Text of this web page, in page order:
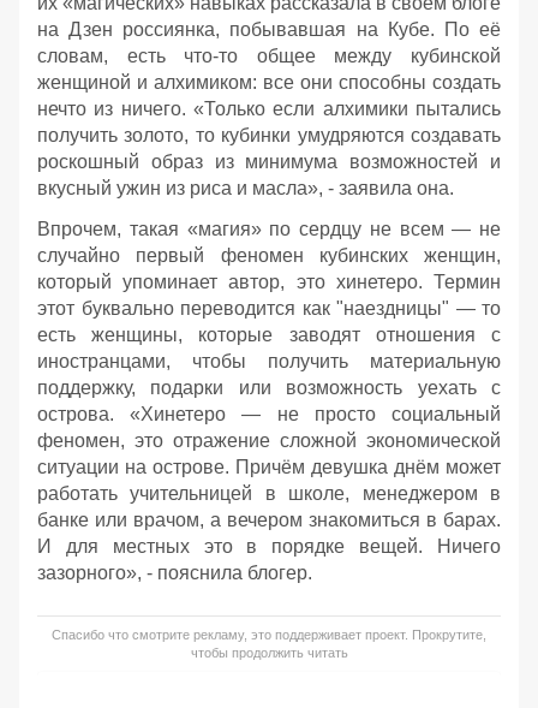
на Дзен россиянка, побывавшая на Кубе. По её
словам, есть что-то общее между кубинской
женщиной и алхимиком: все они способны создать
нечто из ничего. «Только если алхимики пытались
получить золото, то кубинки умудряются создавать
роскошный образ из минимума возможностей и
вкусный ужин из риса и масла», - заявила она.
Впрочем, такая «магия» по сердцу не всем — не
случайно первый феномен кубинских женщин,
который упоминает автор, это хинетеро. Термин
этот буквально переводится как "наездницы" — то
есть женщины, которые заводят отношения с
иностранцами, чтобы получить материальную
поддержку, подарки или возможность уехать с
острова. «Хинетеро — не просто социальный
феномен, это отражение сложной экономической
ситуации на острове. Причём девушка днём может
работать учительницей в школе, менеджером в
банке или врачом, а вечером знакомиться в барах.
И для местных это в порядке вещей. Ничего
зазорного», - пояснила блогер.
Спасибо что смотрите рекламу, это поддерживает проект. Прокрутите,
чтобы продолжить читать